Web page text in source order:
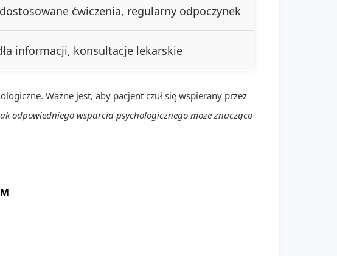
ćwiczenia, regularny odpoczynek
informacji, konsultacje lekarskie
Ważne jest, aby pacjent czuł się wspierany przez
odpowiedniego wsparcia psychologicznego może znacząco